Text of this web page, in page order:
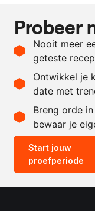
65
gram
0.4
gram
Recept
-
0.5x 1x
Probeer
Nooit meer
geteste
Ontwikkel je
date met
Breng orde
bewaar je
Start jouw
proefperiode